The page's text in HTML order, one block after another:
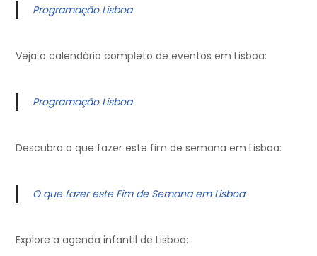
Programação Lisboa
Veja o calendário completo de eventos em Lisboa:
Programação Lisboa
Descubra o que fazer este fim de semana em Lisboa:
O que fazer este Fim de Semana em Lisboa
Explore a agenda infantil de Lisboa: